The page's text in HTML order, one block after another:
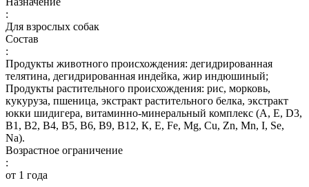
:
Для взрослых собак
Состав
:
Продукты животного происхождения: дегидрированная
телятина, дегидрированная индейка, жир индюшиный;
Продукты растительного происхождения: рис, морковь,
кукуруза, пшеница, экстракт растительного белка, экстракт
юкки шидигера, витаминно-минеральный комплекс (А, E, D3,
В1, В2, В4, В5, В6, В9, В12, К, Е, Fe, Mg, Cu, Zn, Mn, I, Se,
Na).
Возрастное ограничение
:
от 1 года